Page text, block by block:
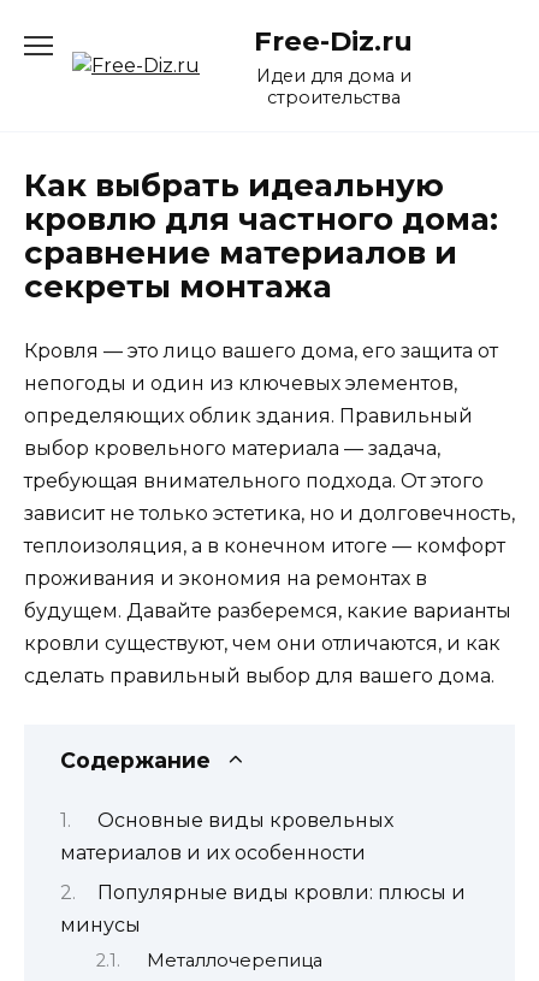
содержанию
Free-Diz.ru
Идеи для дома и
строительства
Как выбрать идеальную
кровлю для частного дома:
сравнение материалов и
секреты монтажа
Кровля — это лицо вашего дома, его защита от
непогоды и один из ключевых элементов,
определяющих облик здания. Правильный
выбор кровельного материала — задача,
требующая внимательного подхода. От этого
зависит не только эстетика, но и долговечность,
теплоизоляция, а в конечном итоге — комфорт
проживания и экономия на ремонтах в
будущем. Давайте разберемся, какие варианты
кровли существуют, чем они отличаются, и как
сделать правильный выбор для вашего дома.
Содержание
Основные виды кровельных
материалов и их особенности
Популярные виды кровли: плюсы и
минусы
Металлочерепица